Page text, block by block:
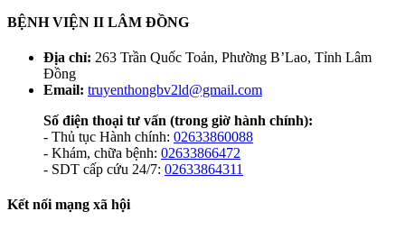
BỆNH VIỆN II LÂM ĐỒNG
Địa chỉ: 263 Trần Quốc Toản, Phường B’Lao, Tỉnh Lâm
Đồng
Email: truyenthongbv2ld@gmail.com
Số điện thoại tư vấn (trong giờ hành chính):
- Thủ tục Hành chính: 02633860088
- Khám, chữa bệnh: 02633866472
- SDT cấp cứu 24/7: 02633864311
Kết nối mạng xã hội